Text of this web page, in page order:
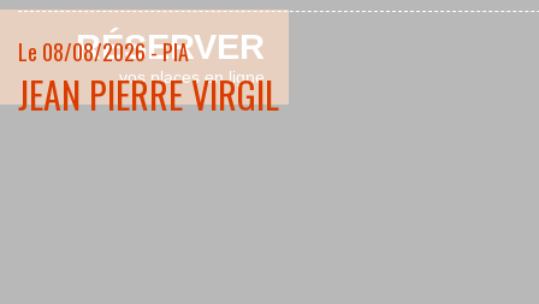
RÉSERVER
vos places en ligne
Le 08/08/2026 - PIA
JEAN PIERRE VIRGIL